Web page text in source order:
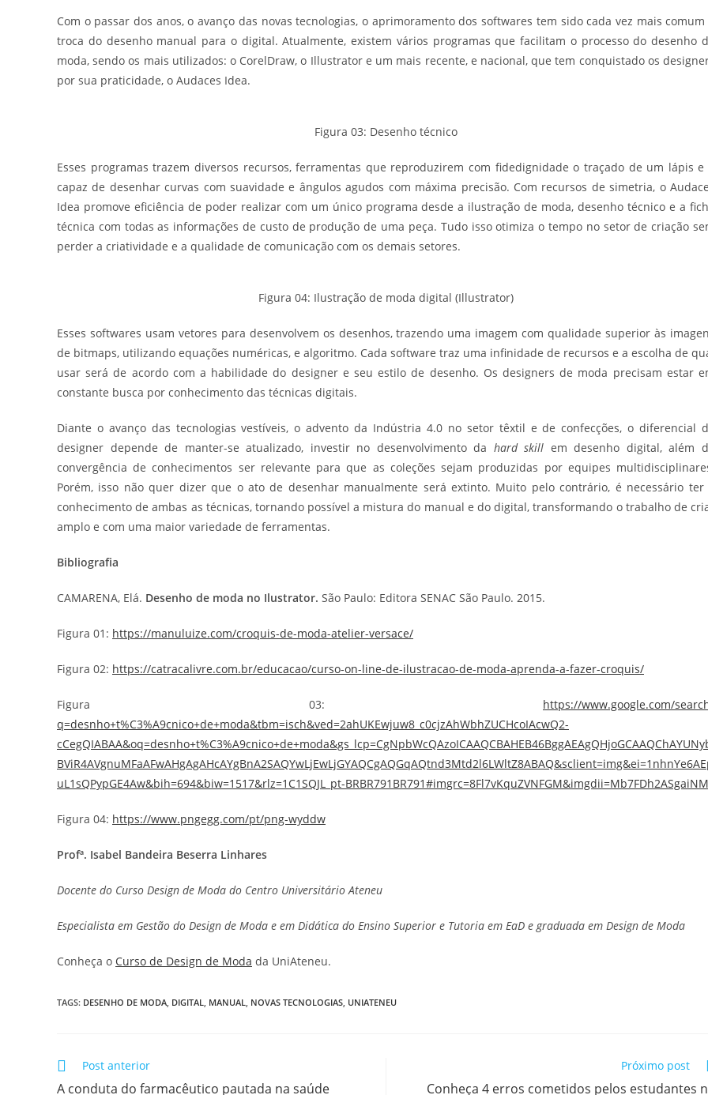
Com o passar dos anos, o avanço das novas tecnologias, o aprimoramento dos softwares tem sido cada vez mais comum
troca do desenho manual para o digital. Atualmente, existem vários programas que facilitam o processo do desenho
moda, sendo os mais utilizados: o CorelDraw, o Illustrator e um mais recente, e nacional, que tem conquistado os
por sua praticidade, o Audaces Idea.
Figura 03: Desenho técnico
Esses programas trazem diversos recursos, ferramentas que reproduzirem com fidedignidade o traçado de um lápis e
capaz de desenhar curvas com suavidade e ângulos agudos com máxima precisão. Com recursos de simetria, o
Idea promove eficiência de poder realizar com um único programa desde a ilustração de moda, desenho técnico e a
técnica com todas as informações de custo de produção de uma peça. Tudo isso otimiza o tempo no setor de criação
perder a criatividade e a qualidade de comunicação com os demais setores.
Figura 04: Ilustração de moda digital (Illustrator)
Esses softwares usam vetores para desenvolvem os desenhos, trazendo uma imagem com qualidade superior às
de bitmaps, utilizando equações numéricas, e algoritmo. Cada software traz uma infinidade de recursos e a escolha de
usar será de acordo com a habilidade do designer e seu estilo de desenho. Os designers de moda precisam estar
constante busca por conhecimento das técnicas digitais.
Diante o avanço das tecnologias vestíveis, o advento da Indústria 4.0 no setor têxtil e de confecções, o diferencial
designer depende de manter-se atualizado, investir no desenvolvimento da hard skill em desenho digital, além
convergência de conhecimentos ser relevante para que as coleções sejam produzidas por equipes
Porém, isso não quer dizer que o ato de desenhar manualmente será extinto. Muito pelo contrário, é necessário ter
conhecimento de ambas as técnicas, tornando possível a mistura do manual e do digital, transformando o trabalho de
amplo e com uma maior variedade de ferramentas.
Bibliografia
CAMARENA, Elá. Desenho de moda no Ilustrator. São Paulo: Editora SENAC São Paulo. 2015.
Figura 01: https://manuluize.com/croquis-de-moda-atelier-versace/
Figura 02: https://catracalivre.com.br/educacao/curso-on-line-de-ilustracao-de-moda-aprenda-a-fazer-croquis/
Figura 03: https://www.google.com/
q=desnho+t%C3%A9cnico+de+moda&tbm=isch&ved=2ahUKEwjuw8_c0cjzAhWbhZUCHcoIAcwQ2-
uL1sQPypGE4Aw&bih=694&biw=1517&rlz=1C1SQJL_pt-BRBR791BR791#imgrc=8Fl7vKquZVNFGM&imgdii=Mb7FDh2ASgaiNM
Figura 04: https://www.pngegg.com/pt/png-wyddw
Profª. Isabel Bandeira Beserra Linhares
Docente do Curso Design de Moda do Centro Universitário Ateneu
Especialista em Gestão do Design de Moda e em Didática do Ensino Superior e Tutoria em EaD e graduada em Design de Moda
Conheça o Curso de Design de Moda da UniAteneu.
TAGS: DESENHO DE MODA DIGITAL MANUAL NOVAS TECNOLOGIAS UNIATENEU
Post anterior
A conduta do farmacêutico pautada na saúde
Próximo post
Conheça 4 erros cometidos pelos estudantes